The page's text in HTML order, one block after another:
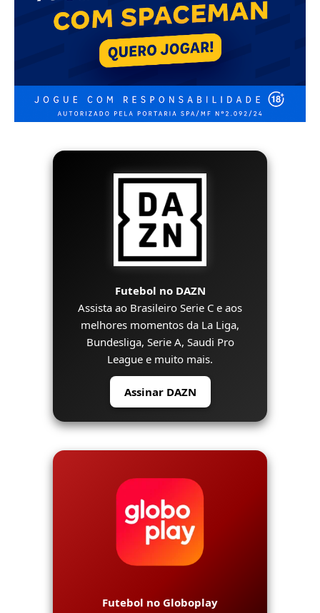
Futebol no DAZN
Assista ao Brasileiro Serie C e aos
melhores momentos da La Liga,
Bundesliga, Serie A, Saudi Pro
League e muito mais.
Assinar DAZN
Futebol no Globoplay